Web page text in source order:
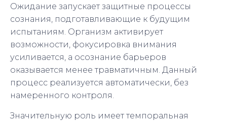
Ожидание запускает защитные процессы
сознания, подготавливающие к будущим
испытаниям. Организм активирует
возможности, фокусировка внимания
усиливается, а осознание барьеров
оказывается менее травматичным. Данный
процесс реализуется автоматически, без
намеренного контроля.
Значительную роль имеет темпоральная